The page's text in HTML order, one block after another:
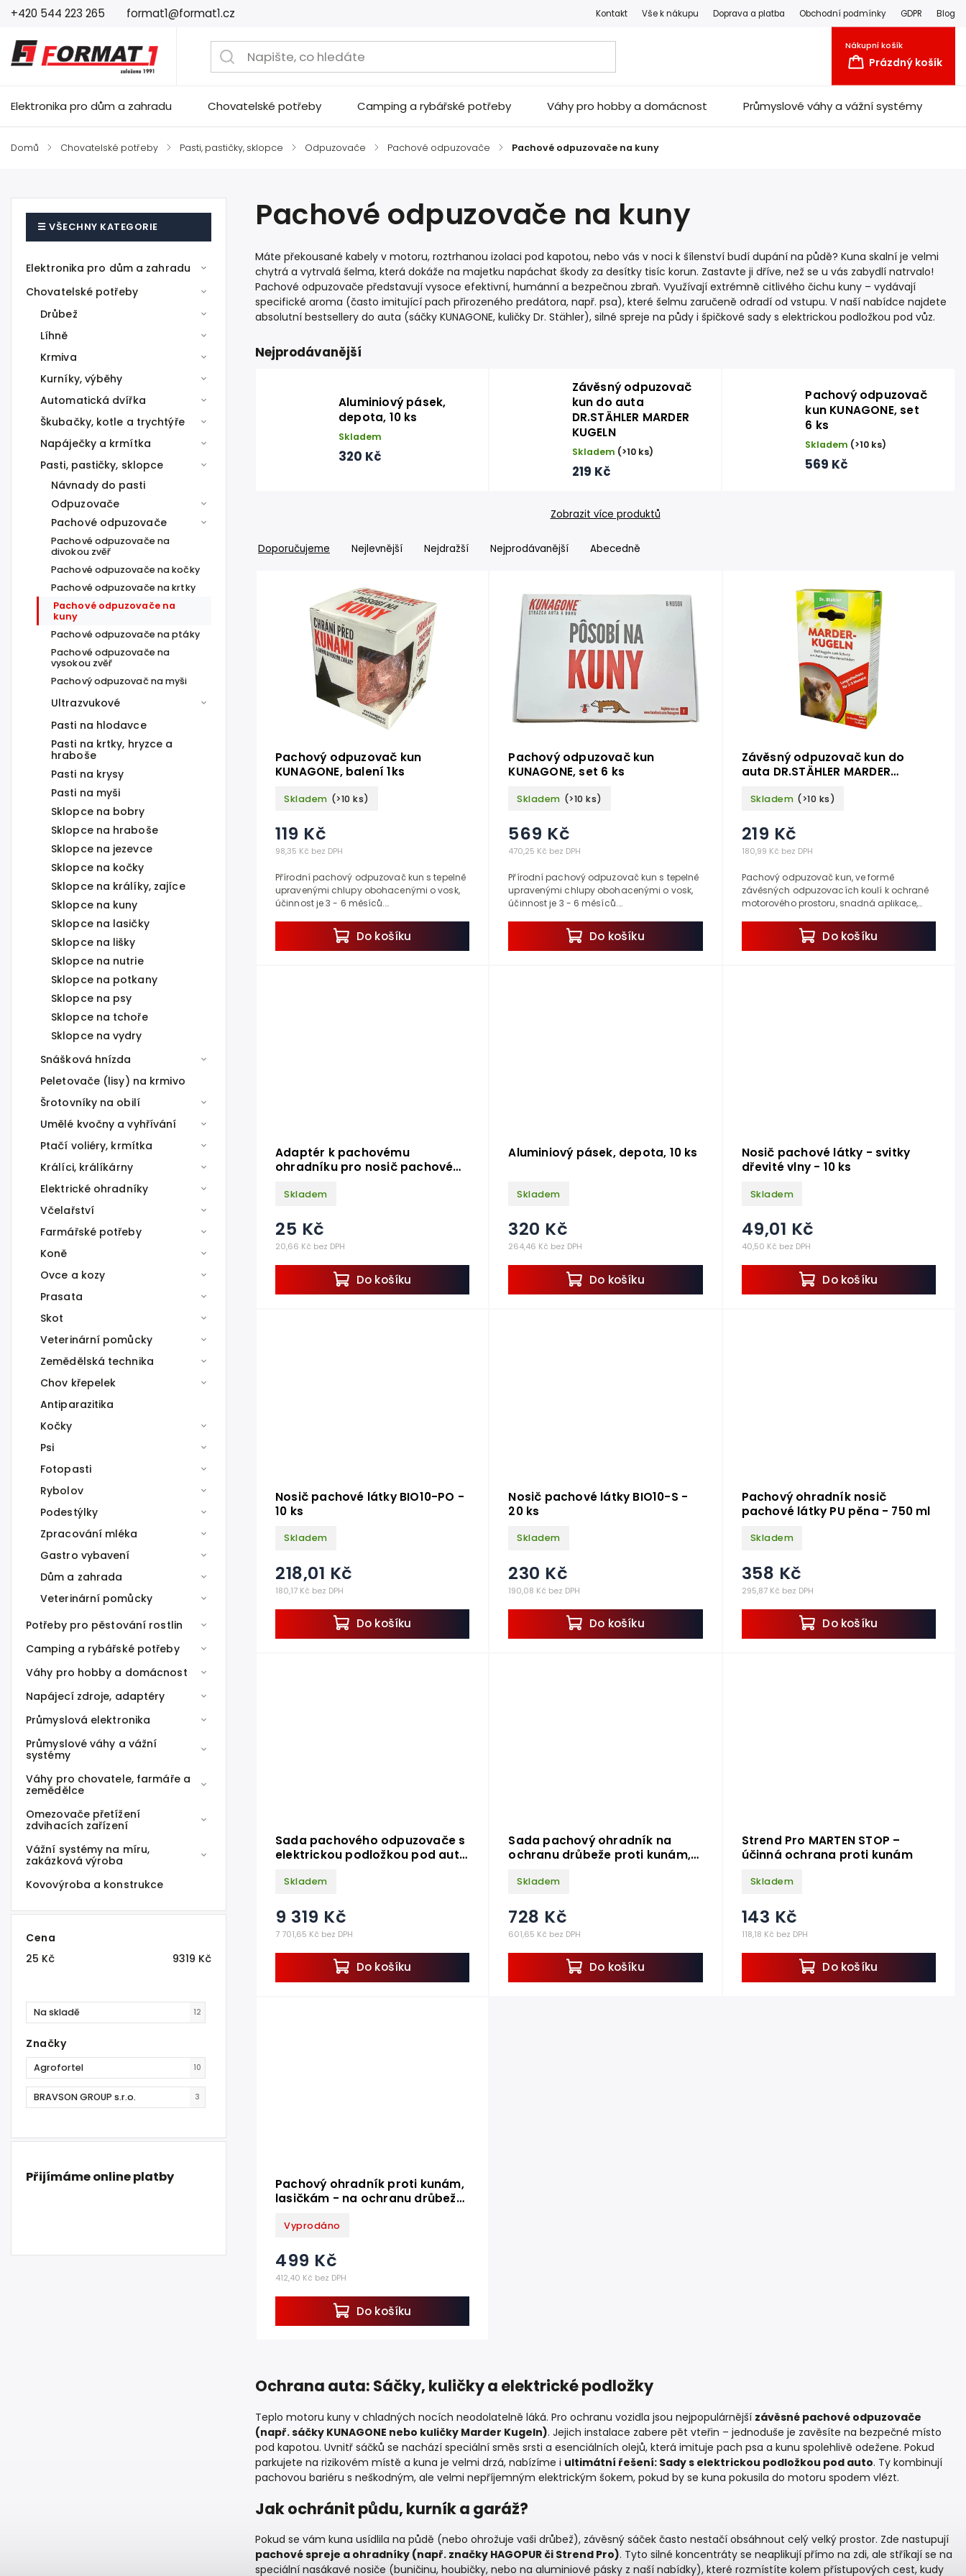
+420 544 223 265 format1@format1.cz Kontakt Vše k nákupu Doprava a platba Obchodní podmínky GDPR Blog
Nákupní košík
Prázdný košík
Elektronika pro dům a zahradu Chovatelské potřeby Camping a rybářské potřeby Váhy pro hobby a domácnost Průmyslové váhy a vážní systémy
Domů / Chovatelské potřeby / Pasti, pastičky, sklopce / Odpuzovače / Pachové odpuzovače / Pachové odpuzovače na kuny
Elektronika pro dům a zahradu
Chovatelské potřeby
Drůbež
Líhně
Krmiva
Kurníky, výběhy
Automatická dvířka
Škubačky, kotle a trychtýře
Napáječky a krmítka
Pasti, pastičky, sklopce
Návnady do pasti
Odpuzovače
Pachové odpuzovače
Pachové odpuzovače na
divokou zvěř
Pachové odpuzovače na kočky
Pachové odpuzovače na krtky
Pachové odpuzovače na
kuny
Pachové odpuzovače na ptáky
Pachové odpuzovače na
vysokou zvěř
Pachový odpuzovač na myši
Ultrazvukové
Pasti na hlodavce
Pasti na krtky, hryzce a
hraboše
Pasti na krysy
Pasti na myši
Sklopce na bobry
Sklopce na hraboše
Sklopce na jezevce
Sklopce na kočky
Sklopce na králíky, zajíce
Sklopce na kuny
Sklopce na lasičky
Sklopce na lišky
Sklopce na nutrie
Sklopce na potkany
Sklopce na psy
Sklopce na tchoře
Sklopce na vydry
Snášková hnízda
Peletovače (lisy) na krmivo
Šrotovníky na obilí
Umělé kvočny a vyhřívání
Ptačí voliéry, krmítka
Králíci, králíkárny
Elektrické ohradníky
Včelařství
Farmářské potřeby
Koně
Ovce a kozy
Prasata
Skot
Veterinární pomůcky
Zemědělská technika
Chov křepelek
Antiparazitika
Kočky
Psi
Fotopasti
Rybolov
Podestýlky
Zpracování mléka
Gastro vybavení
Dům a zahrada
Veterinární pomůcky
Potřeby pro pěstování rostlin
Camping a rybářské potřeby
Váhy pro hobby a domácnost
Napájecí zdroje, adaptéry
Průmyslová elektronika
Průmyslové váhy a vážní
systémy
Váhy pro chovatele, farmáře a
zemědělce
Omezovače přetížení
zdvihacích zařízení
Vážní systémy na míru,
zakázková výroba
Kovovýroba a konstrukce
Cena
25 Kč 9319 Kč
Na skladě 12
Značky
Agrofortel 10
BRAVSON GROUP s.r.o. 3
Přijímáme online platby
Pachové odpuzovače na kuny
Máte překousané kabely v motoru, roztrhanou izolaci pod kapotou, nebo vás v noci k šílenství budí dupání na půdě? Kuna skalní je velmi
chytrá a vytrvalá šelma, která dokáže na majetku napáchat škody za desítky tisíc korun. Zastavte ji dříve, než se u vás zabydlí natrvalo!
Pachové odpuzovače představují vysoce efektivní, humánní a bezpečnou zbraň. Využívají extrémně citlivého čichu kuny – vydávají
specifické aroma (často imitující pach přirozeného predátora, např. psa), které šelmu zaručeně odradí od vstupu. V naší nabídce najdete
absolutní bestsellery do auta (sáčky KUNAGONE, kuličky Dr. Stähler), silné spreje na půdy i špičkové sady s elektrickou podložkou pod vůz.
Nejprodávanější
Aluminiový pásek,
depota, 10 ks
Skladem
320 Kč
Závěsný odpuzovač
kun do auta
DR.STÄHLER MARDER
KUGELN
Skladem (>10 ks)
219 Kč
Pachový odpuzovač
kun KUNAGONE, set
6 ks
Skladem (>10 ks)
569 Kč
Zobrazit více produktů
Doporučujeme Nejlevnější Nejdražší Nejprodávanější Abecedně
Pachový odpuzovač kun
KUNAGONE, balení 1ks
Skladem (>10 ks)
98,35 Kč bez DPH
119 Kč
Do košíku
Přírodní pachový odpuzovač kun s tepelně
upravenými chlupy obohacenými o vosk,
účinnost je 3 - 6 měsíců.
na půdě, nebo kolem kurníku....
Pachový odpuzovač kun
KUNAGONE, set 6 ks
Skladem (>10 ks)
470,25 Kč bez DPH
569 Kč
Do košíku
Přírodní pachový odpuzovač kun s tepelně
upravenými chlupy obohacenými o vosk,
účinnost je 3 - 6 měsíců.
na půdě, nebo kolem kurníku....
Závěsný odpuzovač kun do
auta DR.STÄHLER MARDER
Skladem (>10 ks)
180,99 Kč bez DPH
219 Kč
Do košíku
Pachový odpuzovač kun, ve formě
závěsných odpuzovacích koulí k ochraně
motorového prostoru, snadná aplikace,
kunou v motoru s tímto...
Adaptér k pachovému
ohradníku pro nosič pachové
Skladem
20,66 Kč bez DPH
25 Kč
Do košíku
Aluminiový pásek, depota, 10 ks
Skladem
264,46 Kč bez DPH
320 Kč
Do košíku
Nosič pachové látky - svitky
dřevité vlny - 10 ks
Skladem
40,50 Kč bez DPH
49,01 Kč
Do košíku
Nosič pachové látky BIO10-PO -
10 ks
Skladem
180,17 Kč bez DPH
218,01 Kč
Do košíku
Nosič pachové látky BIO10-S -
20 ks
Skladem
190,08 Kč bez DPH
230 Kč
Do košíku
Pachový ohradník nosič
pachové látky PU pěna - 750 ml
Skladem
295,87 Kč bez DPH
358 Kč
Do košíku
Sada pachového odpuzovače s
elektrickou podložkou pod auto
Skladem
7 701,65 Kč bez DPH
9 319 Kč
Do košíku
Sada pachový ohradník na
ochranu drůbeže proti kunám,
20 ks
Skladem
601,65 Kč bez DPH
728 Kč
Do košíku
Strend Pro MARTEN STOP –
účinná ochrana proti kunám
Skladem
118,18 Kč bez DPH
143 Kč
Do košíku
Pachový ohradník proti kunám,
lasičkám - na ochranu drůbeže
Vyprodáno
412,40 Kč bez DPH
499 Kč
Do košíku
Ochrana auta: Sáčky, kuličky a elektrické podložky
Teplo motoru kuny v chladných nocích neodolatelně láká. Pro ochranu vozidla jsou nejpopulárnější závěsné pachové odpuzovače
(např. sáčky KUNAGONE nebo kuličky Marder Kugeln). Jejich instalace zabere pět vteřin – jednoduše je zavěsíte na bezpečné místo
pod kapotou. Uvnitř sáčků se nachází speciální směs srsti a esenciálních olejů, která imituje pach psa a kunu spolehlivě odežene. Pokud
parkujete na rizikovém místě a kuna je velmi drzá, nabízíme i ultimátní řešení: Sady s elektrickou podložkou pod auto. Ty kombinují
pachovou bariéru s neškodným, ale velmi nepříjemným elektrickým šokem, pokud by se kuna pokusila do motoru spodem vlézt.
Jak ochránit půdu, kurník a garáž?
Pokud se vám kuna usídlila na půdě (nebo ohrožuje vaši drůbež), závěsný sáček často nestačí obsáhnout celý velký prostor. Zde nastupují
pachové spreje a ohradníky (např. značky HAGOPUR či Strend Pro). Tyto silné koncentráty se neaplikují přímo na zdi, ale stříkají se na
speciální nasákavé nosiče (buničinu, houbičky, nebo na aluminiové pásky z naší nabídky), které rozmístíte kolem přístupových cest, kudy